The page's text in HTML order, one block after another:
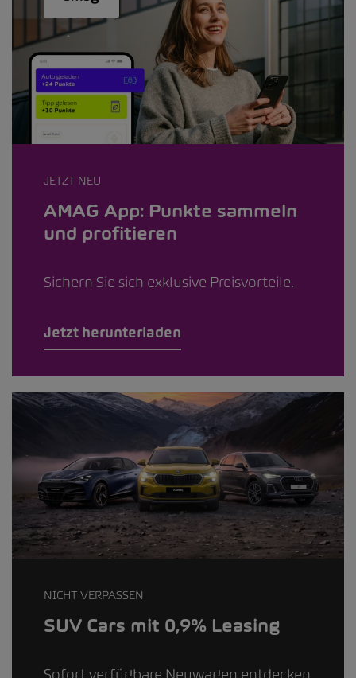
JETZT NEU
AMAG App: Punkte sammeln
und profitieren
Sichern Sie sich exklusive Preisvorteile.
Jetzt herunterladen
NICHT VERPASSEN
SUV Cars mit 0,9% Leasing